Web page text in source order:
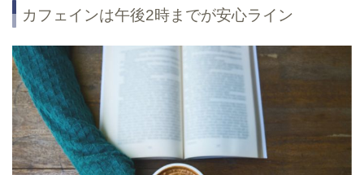
カフェインは午後2時までが安心ライン